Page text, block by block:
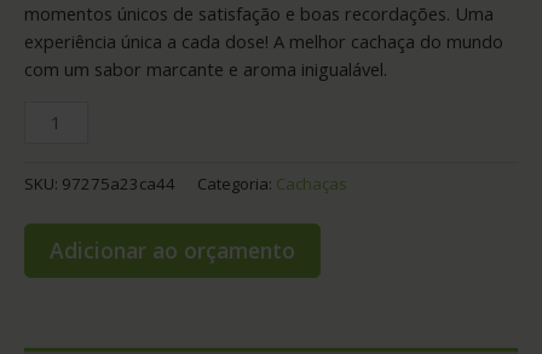
momentos únicos de satisfação e boas recordações. Uma
experiência única a cada dose! A melhor cachaça do mundo
com um sabor marcante e aroma inigualável.
SKU: 97275a23ca44 Categoria: Cachaças
Adicionar ao orçamento